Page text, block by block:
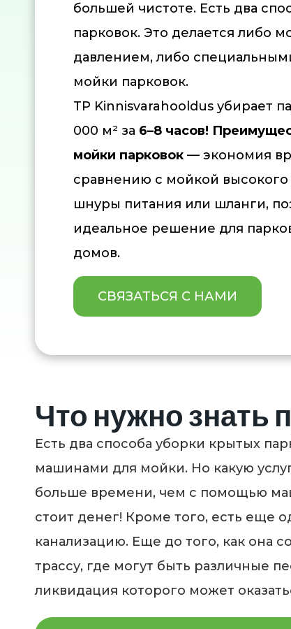
большей чистоте. Есть два
парковок. Это делается либо
давлением, либо
мойки парковок.
TP Kinnisvarahooldus убирает
000 м² за 6–8 часов!
мойки парковок — экономия
сравнению с мойкой
шнуры питания или шланги,
идеальное решение для
домов.
СВЯЗАТЬСЯ С НАМИ
Что нужно знать
Есть два способа уборки крытых
машинами для мойки. Но какую
больше времени, чем с помощью
стоит денег! Кроме того, есть еще
канализацию. Еще до того, как она
трассу, где могут быть различные
ликвидация которого может